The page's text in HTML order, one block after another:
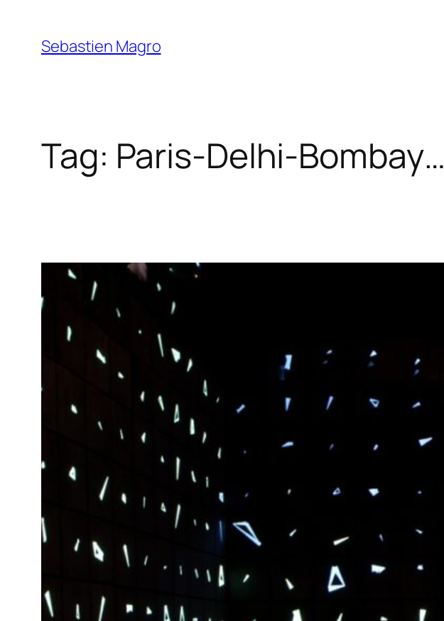
content
Sebastien Magro
Tag: Paris-Delhi-Bombay…